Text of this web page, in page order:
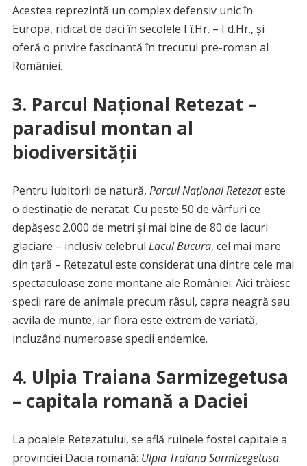
Acestea reprezintă un complex defensiv unic în
Europa, ridicat de daci în secolele I î.Hr. – I d.Hr., și
oferă o privire fascinantă în trecutul pre-roman al
României.
3. Parcul Național Retezat –
paradisul montan al
biodiversității
Pentru iubitorii de natură, Parcul Național Retezateste
o destinație de neratat. Cu peste 50 de vârfuri ce
depășesc 2.000 de metri și mai bine de 80 de lacuri
glaciare – inclusiv celebrul Lacul Bucura, cel mai mare
din țară – Retezatul este considerat una dintre cele mai
spectaculoase zone montane ale României. Aici trăiesc
specii rare de animale precum râsul, capra neagră sau
acvila de munte, iar flora este extrem de variată,
incluzând numeroase specii endemice.
4. Ulpia Traiana Sarmizegetusa
– capitala romană a Daciei
La poalele Retezatului, se află ruinele fostei capitale a
provinciei Dacia romană: Ulpia Traiana Sarmizegetusa.